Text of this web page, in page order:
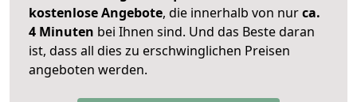
kostenlose Angebote, die innerhalb von nurca.
4 Minuten bei Ihnen sind. Und das Beste daran
ist, dass all dies zu erschwinglichen Preisen
angeboten werden.